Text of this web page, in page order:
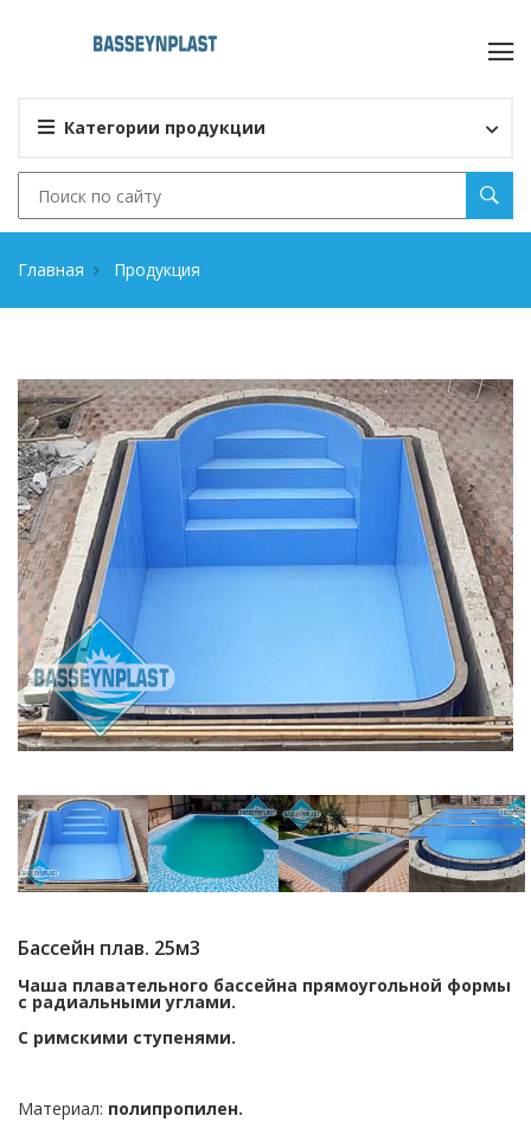
Категории продукции
Главная Продукция
Бассейн плав. 25м3
Чаша плавательного бассейна прямоугольной формы
с радиальными углами.
С римскими ступенями.
Материал: полипропилен.